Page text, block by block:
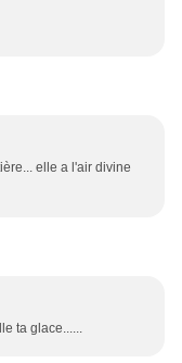
elle a l'air divine
ta glace......